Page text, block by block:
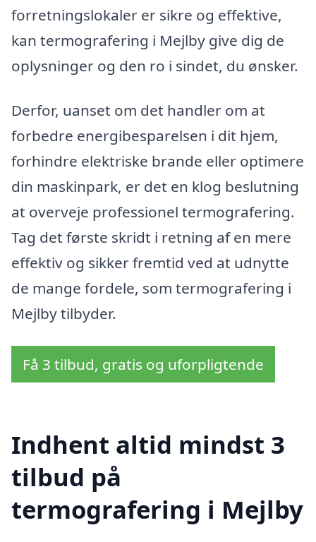
forretningslokaler er sikre og effektive,
kan termografering i Mejlby give dig de
oplysninger og den ro i sindet, du ønsker.
Derfor, uanset om det handler om at
forbedre energibesparelsen i dit hjem,
forhindre elektriske brande eller optimere
din maskinpark, er det en klog beslutning
at overveje professionel termografering.
Tag det første skridt i retning af en mere
effektiv og sikker fremtid ved at udnytte
de mange fordele, som termografering i
Mejlby tilbyder.
Få 3 tilbud, gratis og uforpligtende
Indhent altid mindst 3
tilbud på
termografering i Mejlby